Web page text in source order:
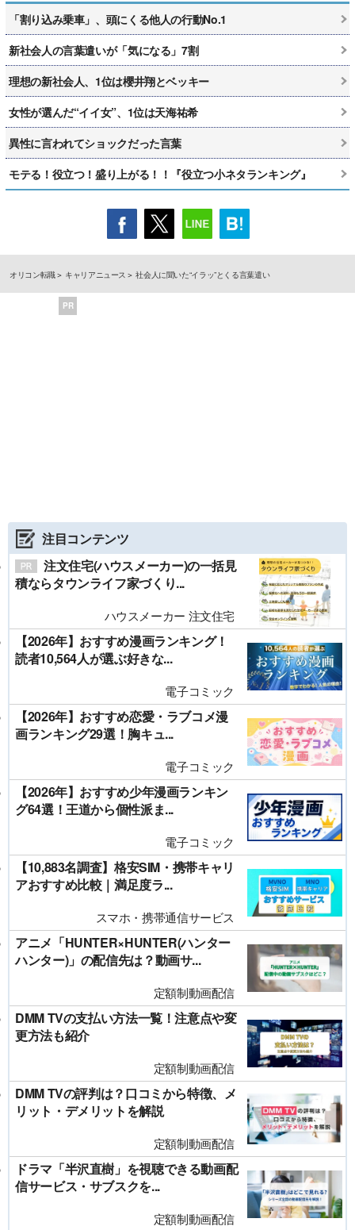
「割り込み乗車」、頭にくる他人の行動No.1
新社会人の言葉遣いが「気になる」7割
理想の新社会人、1位は櫻井翔とベッキー
女性が選んだ“イイ女”、1位は天海祐希
異性に言われてショックだった言葉
モテる！役立つ！盛り上がる！！『役立つ小ネタランキング』
オリコン転職 キャリアニュース 社会人に聞いた“イラッ”とくる言葉遣い
PR
注目コンテンツ
注文住宅(ハウスメーカー)の一括見
積ならタウンライフ家づくり...
ハウスメーカー 注文住宅
【2026年】おすすめ漫画ランキング！
読者10,564人が選ぶ好きな...
電子コミック
【2026年】おすすめ恋愛・ラブコメ漫
画ランキング29選！胸キュ...
電子コミック
【2026年】おすすめ少年漫画ランキン
グ64選！王道から個性派ま...
電子コミック
【10,883名調査】格安SIM・携帯キャリ
アおすすめ比較｜満足度ラ...
スマホ・携帯通信サービス
アニメ「HUNTER×HUNTER(ハンター
ハンター)」の配信先は？動画サ...
定額制動画配信
DMM TVの支払い方法一覧！注意点や変
更方法も紹介
定額制動画配信
DMM TVの評判は？口コミから特徴、メ
リット・デメリットを解説
定額制動画配信
ドラマ「半沢直樹」を視聴できる動画配
信サービス・サブスクを...
定額制動画配信